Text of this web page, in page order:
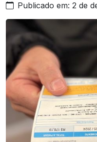
Publicado em: 2 de